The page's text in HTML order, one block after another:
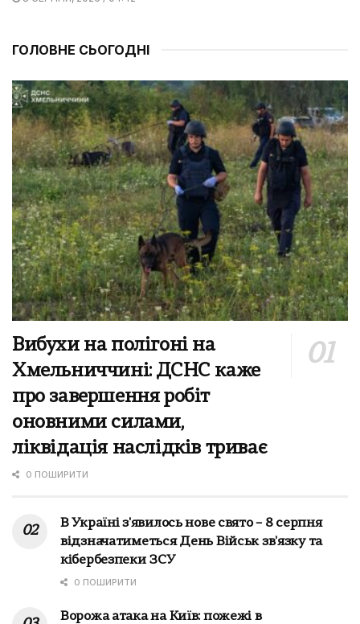
ГОЛОВНЕ СЬОГОДНІ
Вибухи на полігоні на
Хмельниччині: ДСНС каже
про завершення робіт
оновними силами,
ліквідація наслідків триває
0 ПОШИРИТИ
В Україні з'явилось нове свято – 8 серпня
відзначатиметься День Військ зв'язку та
кібербезпеки ЗСУ
0 ПОШИРИТИ
Ворожа атака на Київ: пожежі в